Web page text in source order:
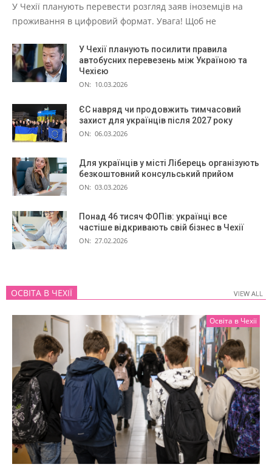
У Чехії планують перевести розгляд заяв іноземців на
проживання в цифровий формат. Увага! Щоб не
У Чехії планують посилити правила
автобусних перевезень між Україною та
Чехією
ON: 10.03.2026
ЄС навряд чи продовжить тимчасовий
захист для українців після 2027 року
ON: 06.03.2026
Для українців у місті Ліберець організують
безкоштовний консульський прийом
ON: 03.03.2026
Понад 46 тисяч ФОПів: українці все
частіше відкривають свій бізнес в Чехії
ON: 27.02.2026
ОСВІТА В ЧЕХІЇ VIEW ALL
Освіта в Чехії
VIEW ALL